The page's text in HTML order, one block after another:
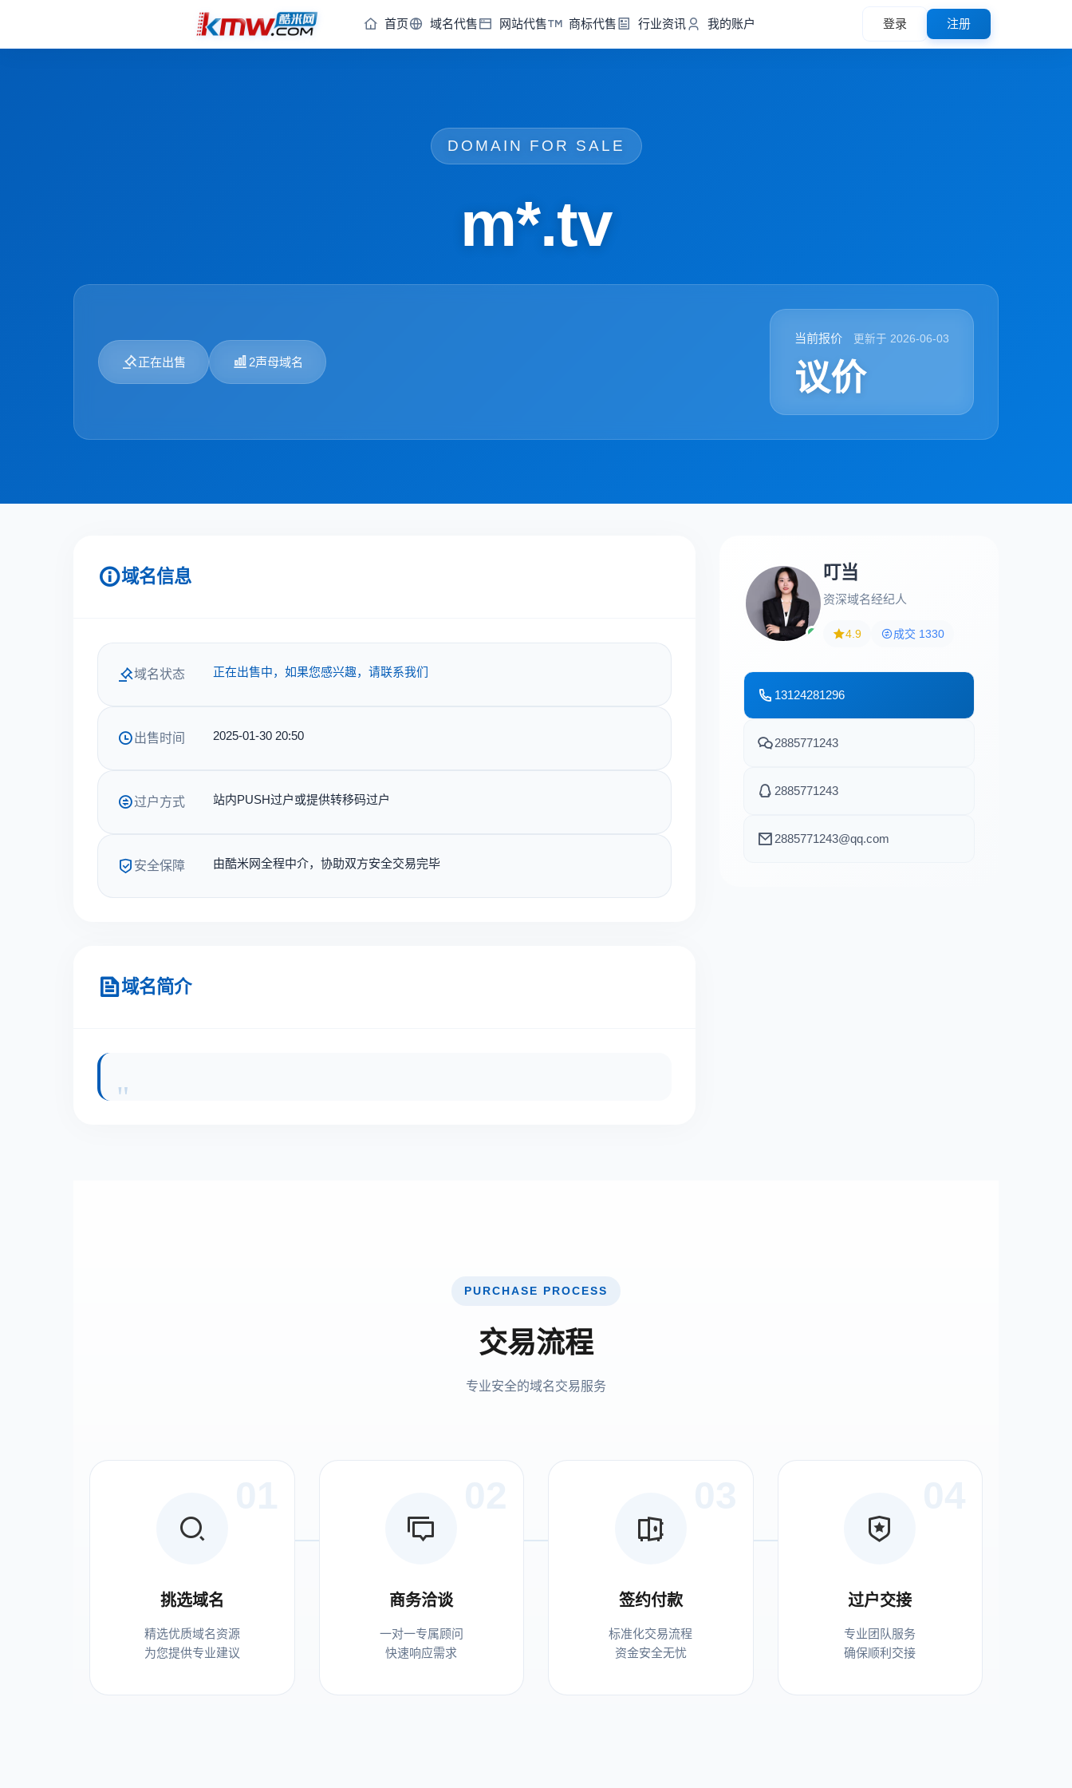
首页 域名代售 网站代售 商标代售 行业资讯 我的账户 登录 注册
DOMAIN FOR SALE
m*.tv
正在出售 2声母域名
当前报价 更新于 2026-06-03
议价
域名信息
域名状态 正在出售中，如果您感兴趣，请联系我们
出售时间 2025-01-30 20:50
过户方式 站内PUSH过户或提供转移码过户
安全保障 由酷米网全程中介，协助双方安全交易完毕
域名简介
叮当
资深域名经纪人
4.9 成交 1330
13124281296
2885771243
2885771243
2885771243@qq.com
PURCHASE PROCESS
交易流程
专业安全的域名交易服务
挑选域名
精选优质域名资源
为您提供专业建议
商务洽谈
一对一专属顾问
快速响应需求
签约付款
标准化交易流程
资金安全无忧
过户交接
专业团队服务
确保顺利交接